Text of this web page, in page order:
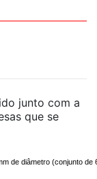
junto com a
que se
de diâmetro (conjunto de